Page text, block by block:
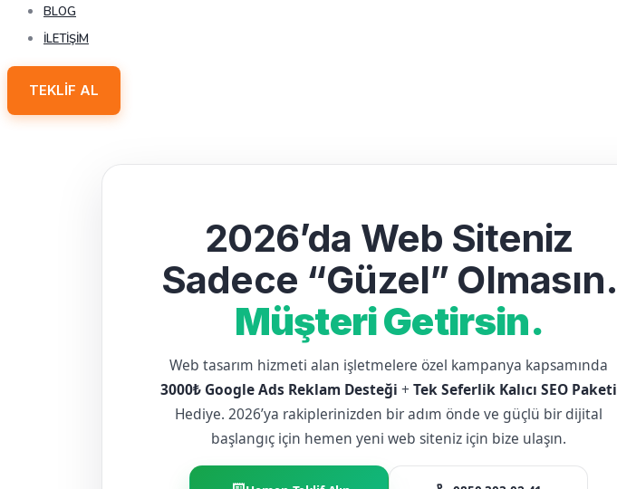
BLOG
İLETIŞIM
TEKLIF AL
2026’da Web Siteniz
Sadece “Güzel” Olmasın.
Müşteri Getirsin.
Web tasarım hizmeti alan işletmelere özel kampanya kapsamında
3000₺ Google Ads Reklam Desteği +Tek Seferlik Kalıcı SEO Paketi
Hediye. 2026’ya rakiplerinizden bir adım önde ve güçlü bir dijital
başlangıç için hemen yeni web siteniz için bize ulaşın.